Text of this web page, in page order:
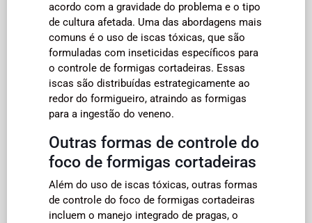
acordo com a gravidade do problema e o tipo
de cultura afetada. Uma das abordagens mais
comuns é o uso de iscas tóxicas, que são
formuladas com inseticidas específicos para
o controle de formigas cortadeiras. Essas
iscas são distribuídas estrategicamente ao
redor do formigueiro, atraindo as formigas
para a ingestão do veneno.
Outras formas de controle do
foco de formigas cortadeiras
Além do uso de iscas tóxicas, outras formas
de controle do foco de formigas cortadeiras
incluem o manejo integrado de pragas, o